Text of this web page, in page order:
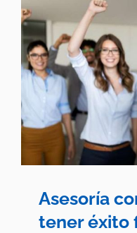
Asesoría
tener éxito